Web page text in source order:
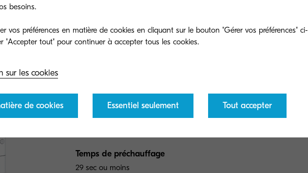
Gestion du papier Impression Copie Numérisation Fax
Vitesse du moteur
Temps de préchauffage
29 sec ou moins
besoins.
vos préférences en matière de cookies en cliquant sur le bouton "Gérer vos préférences" ci-
dessous, ou sélectionner "Accepter tout" pour continuer à accepter tous les cookies.
sur les cookies
de cookies Essentiel seulement Tout accepter